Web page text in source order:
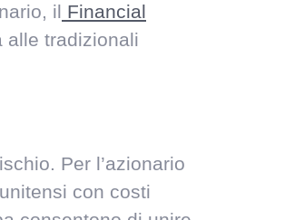
il Financial
alle tradizionali
Per l’azionario
con costi